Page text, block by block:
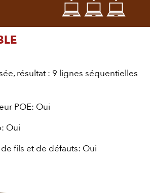
résultat : 9 lignes séquentielles
POE: Oui
Oui
fils et de défauts: Oui